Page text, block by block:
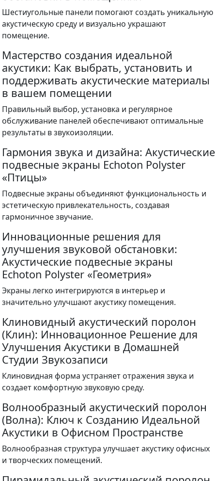
Шестиугольные панели помогают создать уникальную
акустическую среду и визуально украшают
помещение.
Мастерство создания идеальной
акустики: Как выбрать, установить и
поддерживать акустические материалы
в вашем помещении
Правильный выбор, установка и регулярное
обслуживание панелей обеспечивают оптимальные
результаты в звукоизоляции.
Гармония звука и дизайна: Акустические
подвесные экраны Echoton Polyster
«Птицы»
Подвесные экраны объединяют функциональность и
эстетическую привлекательность, создавая
гармоничное звучание.
Инновационные решения для
улучшения звуковой обстановки:
Акустические подвесные экраны
Echoton Polyster «Геометрия»
Экраны легко интегрируются в интерьер и
значительно улучшают акустику помещения.
Клиновидный акустический поролон
(Клин): Инновационное Решение для
Улучшения Акустики в Домашней
Студии Звукозаписи
Клиновидная форма устраняет отражения звука и
создает комфортную звуковую среду.
Волнообразный акустический поролон
(Волна): Ключ к Созданию Идеальной
Акустики в Офисном Пространстве
Волнообразная структура улучшает акустику офисных
и творческих помещений.